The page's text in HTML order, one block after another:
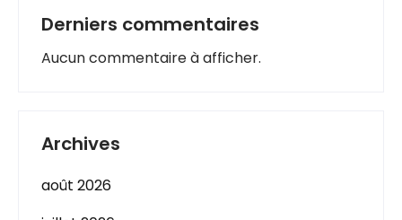
Derniers commentaires
Aucun commentaire à afficher.
Archives
août 2026